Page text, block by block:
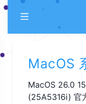
MacOS
MacOS 26.0
(25A5316i) 官